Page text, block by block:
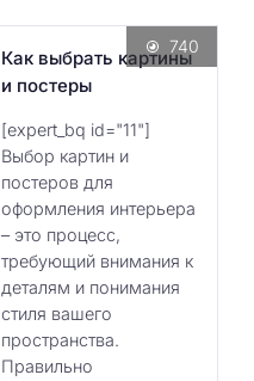
Как выбрать картины
и постеры
[expert_bq id="11"]
Выбор картин и
постеров для
оформления интерьера
– это процесс,
требующий внимания к
деталям и понимания
стиля вашего
пространства.
Правильно
740